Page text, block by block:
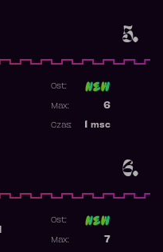
5.
6.
Ost:
6
Max:
msc
Czas:
Ost:
7
Max: